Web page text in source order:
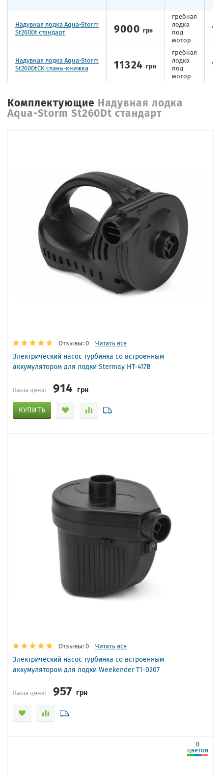
Надувная лодка Aqua-Storm
St260Dt стандарт
9000 грн
гребная
лодка
под
мотор
Надувная лодка Aqua-Storm
St260DtCK слань-книжка
11324грн
гребная
лодка
под
мотор
Комплектующие Надувная лодка
Aqua-Storm St260Dt стандарт
Отзывы: 0 Читать все
Электрический насос турбинка со встроенным
аккумулятором для лодки Stermay HT-417B
Ваша цена: 914 грн
КУПИТЬ
Отзывы: 0 Читать все
Электрический насос турбинка со встроенным
аккумулятором для лодки Weekender T1-0207
Ваша цена: 957 грн
0
цветов